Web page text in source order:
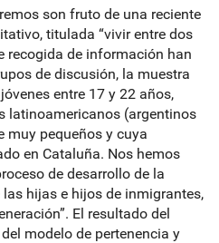
son fruto de una reciente
titulada “vivir entre dos
recogida de información han
de discusión, la muestra
entre 17 y 22 años,
latinoamericanos (argentinos
muy pequeños y cuya
en Cataluña. Nos hemos
de desarrollo de la
hijas e hijos de inmigrantes,
El resultado del
modelo de pertenencia y